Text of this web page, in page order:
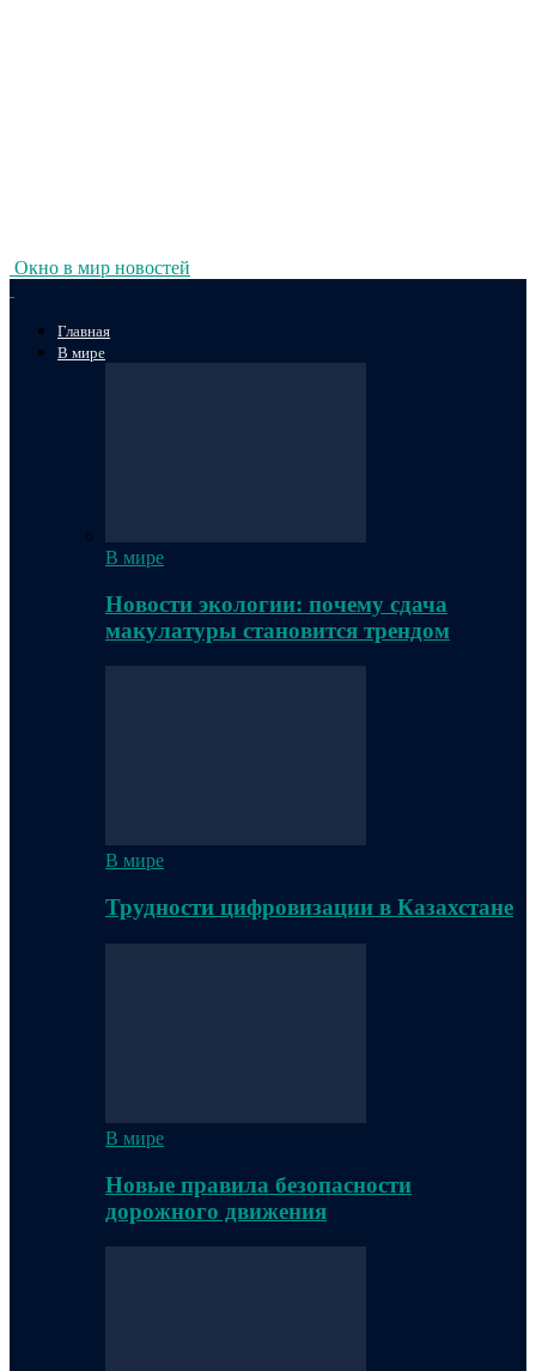
Окно в мир новостей
Главная
В мире
В мире
Новости экологии: почему сдача
макулатуры становится трендом
В мире
Трудности цифровизации в Казахстане
В мире
Новые правила безопасности
дорожного движения